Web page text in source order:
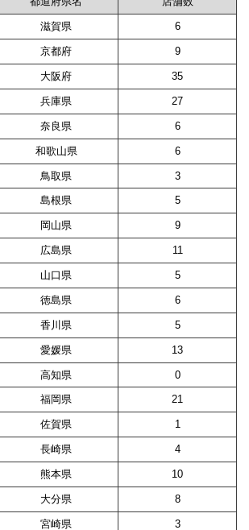
滋賀県 6
京都府 9
大阪府 35
兵庫県 27
奈良県 6
和歌山県 6
鳥取県
3
島根県 5
岡山県 9
広島県 11
山口県 5
徳島県 6
香川県 5
愛媛県 13
高知県
0
福岡県 21
佐賀県 1
長崎県 4
熊本県 10
大分県 8
宮崎県
3